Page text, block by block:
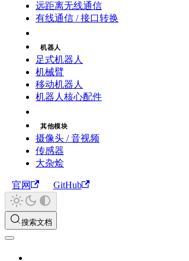
远距离无线通信
有线通信 / 接口转换
机器人
足式机器人
机械臂
移动机器人
机器人核心配件
其他模块
摄像头 / 音视频
传感器
大杂烩
官网 GitHub
搜索文档